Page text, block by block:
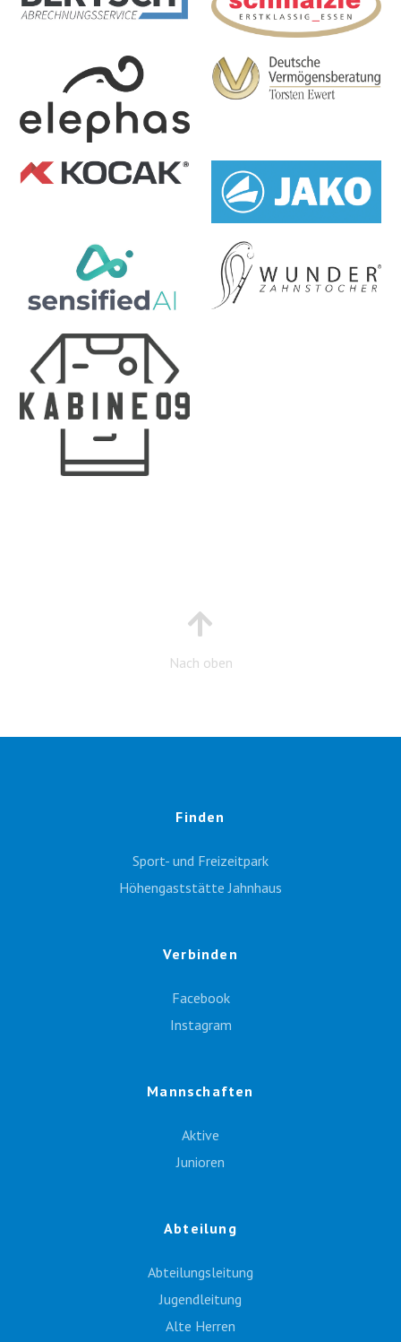
Nach oben
Finden
Sport- und Freizeitpark
Höhengaststätte Jahnhaus
Verbinden
Facebook
Instagram
Mannschaften
Aktive
Junioren
Abteilung
Abteilungsleitung
Jugendleitung
Alte Herren